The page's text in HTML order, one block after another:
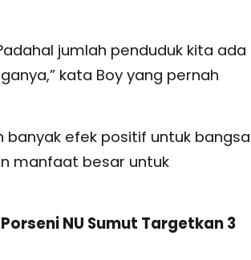
jumlah penduduk kita ada
kata Boy yang pernah
efek positif untuk
manfaat besar untuk
NU Sumut Targetkan 3